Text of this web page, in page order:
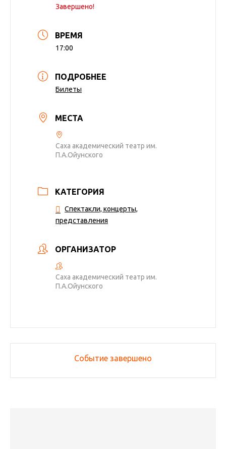
Завершено!
ВРЕМЯ
17:00
ПОДРОБНЕЕ
Билеты
МЕСТА
Саха академический театр им.
П.А.Ойунского
КАТЕГОРИЯ
Спектакли, концерты,
представления
ОРГАНИЗАТОР
Саха академический театр им.
П.А.Ойунского
Событие завершено